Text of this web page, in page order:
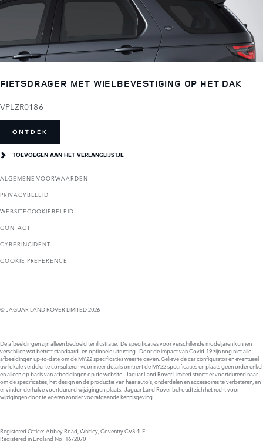
FIETSDRAGER MET WIELBEVESTIGING OP HET DAK
VPLZR0186
ONTDEK
TOEVOEGEN AAN HET VERLANGLIJSTJE
ALGEMENE VOORWAARDEN
PRIVACYBELEID
WEBSITECOOKIEBELEID
CONTACT
CYBERINCIDENT
COOKIE PREFERENCE
© JAGUAR LAND ROVER LIMITED 2026
De afbeeldingen zijn alleen bedoeld ter illustratie. De specificaties voor verschillende modeljaren kunnen
verschillen wat betreft standaard- en optionele uitrusting. Door de impact van Covid-19 zijn nog niet alle
afbeeldingen up-to-date om de MY22 specificaties weer te geven. Gelieve de car configurator en eventueel
uw lokale verdeler te consulteren voor meer details omtrent de MY22 specificaties en plaats geen order enkel
en alleen op basis van afbeeldingen op de website. Jaguar Land Rover Limited streeft er voortdurend naar
om de specificaties, het design en de productie van haar auto’s, onderdelen en accessoires te verbeteren, en
er vinden derhalve voortdurend wijzigingen plaats. Jaguar Land Rover behoudt zich het recht voor
wijzigingen door te voeren zonder voorafgaande kennisgeving.
Registered Office: Abbey Road, Whitley, Coventry CV3 4LF
Registered in England No: 1672070